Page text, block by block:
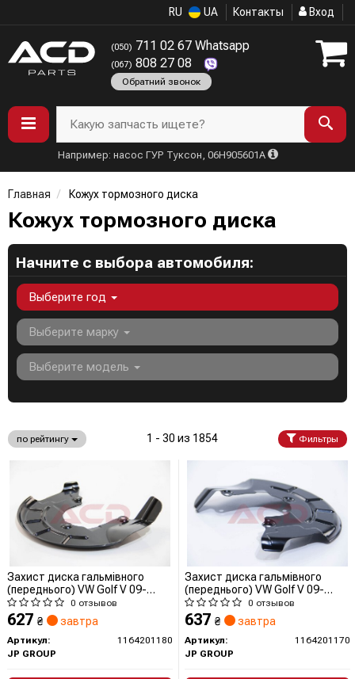
RU UA Контакты Вход
(050) 711 02 67 Whatsapp
(067) 808 27 08
Обратний звонок
Какую запчасть ищете?
Например: насос ГУР Туксон, 06H905601A
Главная Кожух тормозного диска
Кожух тормозного диска
Начните с выбора автомобиля:
Выберите год
Выберите марку
Выберите модель
по рейтингу 1 - 30 из 1854 Фильтры
Захист диска гальмівного
(переднього) VW Golf V 09-
11/Polo 12-14/Skoda Fabia 00-
14 Пр.
0 отзывов
627 ₴ завтра
Артикул:
1164201180
JP GROUP
Захист диска гальмівного
(переднього) VW Golf V 09-
11/Polo 12-14/Skoda Fabia 00-
14 Л.
0 отзывов
637 ₴ завтра
Артикул:
1164201170
JP GROUP